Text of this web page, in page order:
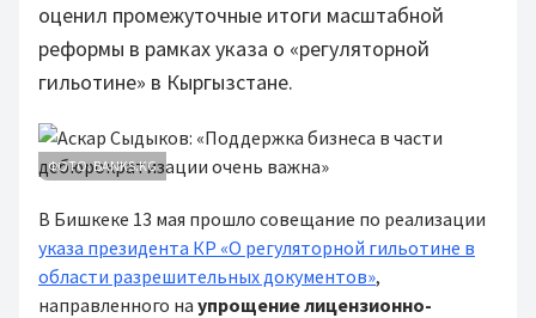
оценил промежуточные итоги масштабной
реформы в рамках указа о «регуляторной
гильотине» в Кыргызстане.
ФОТО: BANKS.KG
В Бишкеке 13 мая прошло совещание по реализации
указа президента КР «О регуляторной гильотине в
области разрешительных документов»,
направленного на упрощение лицензионно-